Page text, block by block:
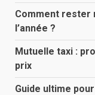
Comment rester
l’année ?
Mutuelle taxi :
prix
Guide ultime